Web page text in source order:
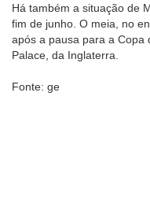
Há também a situação de
fim de junho. O meia, no
após a pausa para a Copa
Palace, da Inglaterra.
Fonte: ge